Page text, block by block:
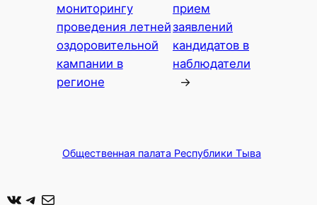
мониторингу
проведения летней
оздоровительной
кампании в
регионе
прием
заявлений
кандидатов в
наблюдатели
→
Общественная палата Республики Тыва
ВКонтакте Telegram Почта